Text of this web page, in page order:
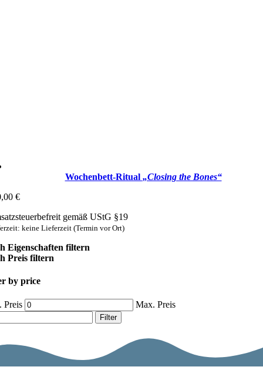
Wochenbett-Ritual „Closing the Bones“
€
gemäß UStG §19
keine Lieferzeit (Termin vor Ort)
Eigenschaften filtern
Preis filtern
by price
Preis Max. Preis
Filter